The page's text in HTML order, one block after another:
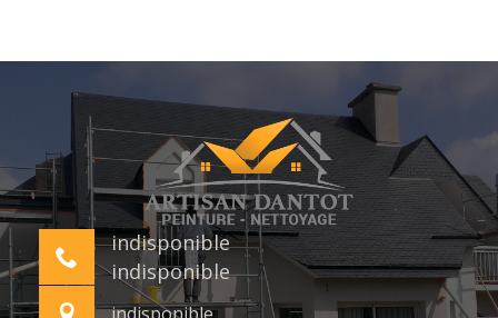
indisponible
indisponible